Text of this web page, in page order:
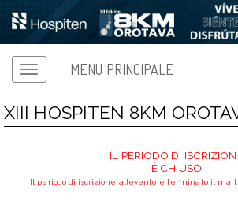
MENU PRINCIPALE
XIII HOSPITEN 8KM
IL PERIODO DI
È CHIUSO
Il periodo di iscrizione all’evento è terminato il